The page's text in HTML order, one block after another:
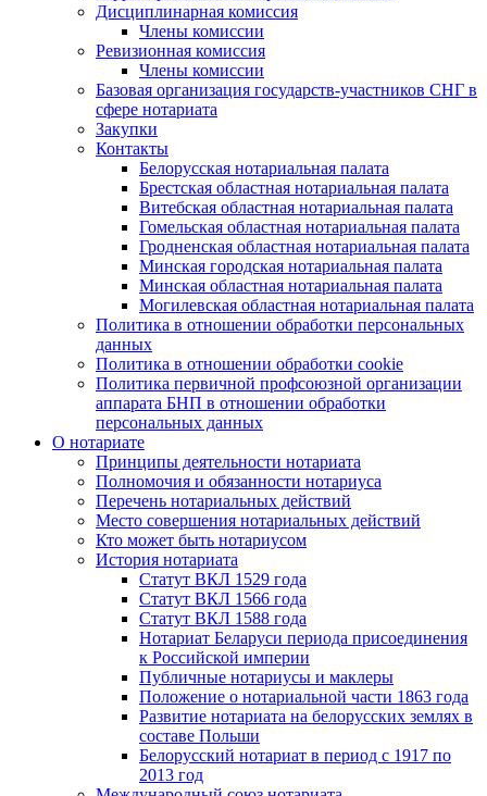
Дисциплинарная комиссия
Члены комиссии
Ревизионная комиссия
Члены комиссии
Базовая организация государств-участников СНГ в
сфере нотариата
Закупки
Контакты
Белорусская нотариальная палата
Брестская областная нотариальная палата
Витебская областная нотариальная палата
Гомельская областная нотариальная палата
Гродненская областная нотариальная палата
Минская городская нотариальная палата
Минская областная нотариальная палата
Могилевская областная нотариальная палата
Политика в отношении обработки персональных
данных
Политика в отношении обработки cookie
Политика первичной профсоюзной организации
аппарата БНП в отношении обработки
персональных данных
О нотариате
Принципы деятельности нотариата
Полномочия и обязанности нотариуса
Перечень нотариальных действий
Место совершения нотариальных действий
Кто может быть нотариусом
История нотариата
Статут ВКЛ 1529 года
Статут ВКЛ 1566 года
Статут ВКЛ 1588 года
Нотариат Беларуси периода присоединения
к Российской империи
Публичные нотариусы и маклеры
Положение о нотариальной части 1863 года
Развитие нотариата на белорусских землях в
составе Польши
Белорусский нотариат в период с 1917 по
2013 год